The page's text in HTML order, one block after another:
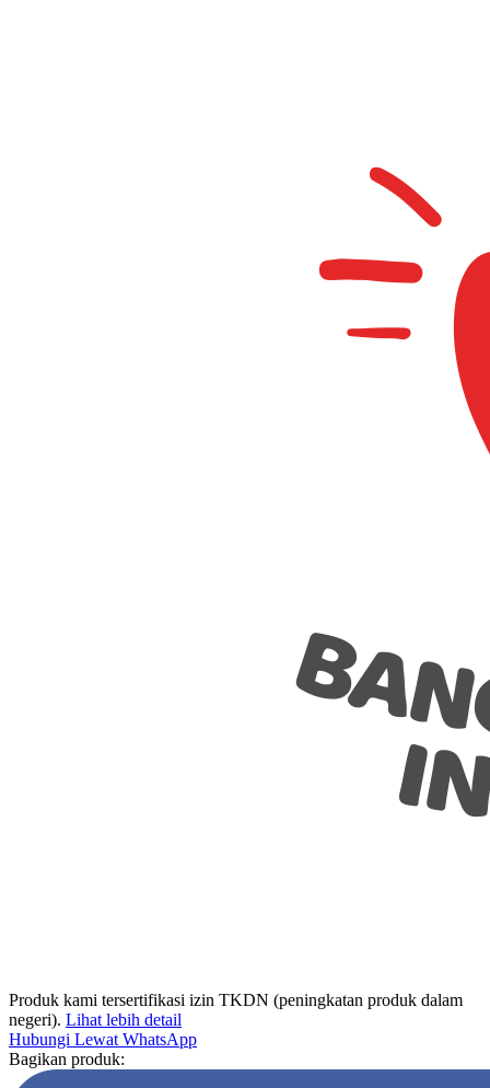
Produk kami tersertifikasi izin TKDN (peningkatan produk dalam
negeri). Lihat lebih detail
Hubungi Lewat WhatsApp
Bagikan produk: